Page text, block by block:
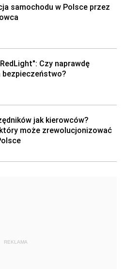
samochodu w Polsce przez
Czy naprawdę
bezpieczeństwo?
jak kierowców?
może zrewolucjonizować
REKLAMA